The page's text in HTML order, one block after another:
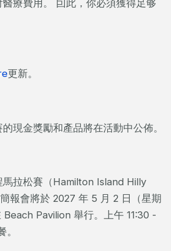
療費用。 囙此，你必須獲得足够
更新。
現金獎勵和產品將在活動中公佈。
拉松賽（Hamilton Island Hilly
報會將於 2027 年 5 月 2 日（星期
Beach Pavilion 舉行。上午 11:30 -